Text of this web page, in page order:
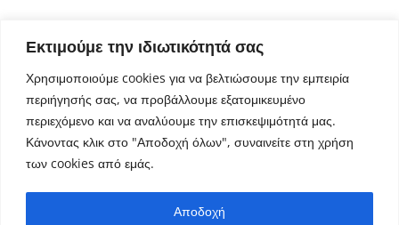
Εκτιμούμε την ιδιωτικότητά σας
Χρησιμοποιούμε cookies για να βελτιώσουμε την εμπειρία
περιήγησής σας, να προβάλλουμε εξατομικευμένο
περιεχόμενο και να αναλύουμε την επισκεψιμότητά μας.
Κάνοντας κλικ στο "Αποδοχή όλων", συναινείτε στη χρήση
των cookies από εμάς.
Αποδοχή
| Copyright © 2022 Municipalité d’Amari